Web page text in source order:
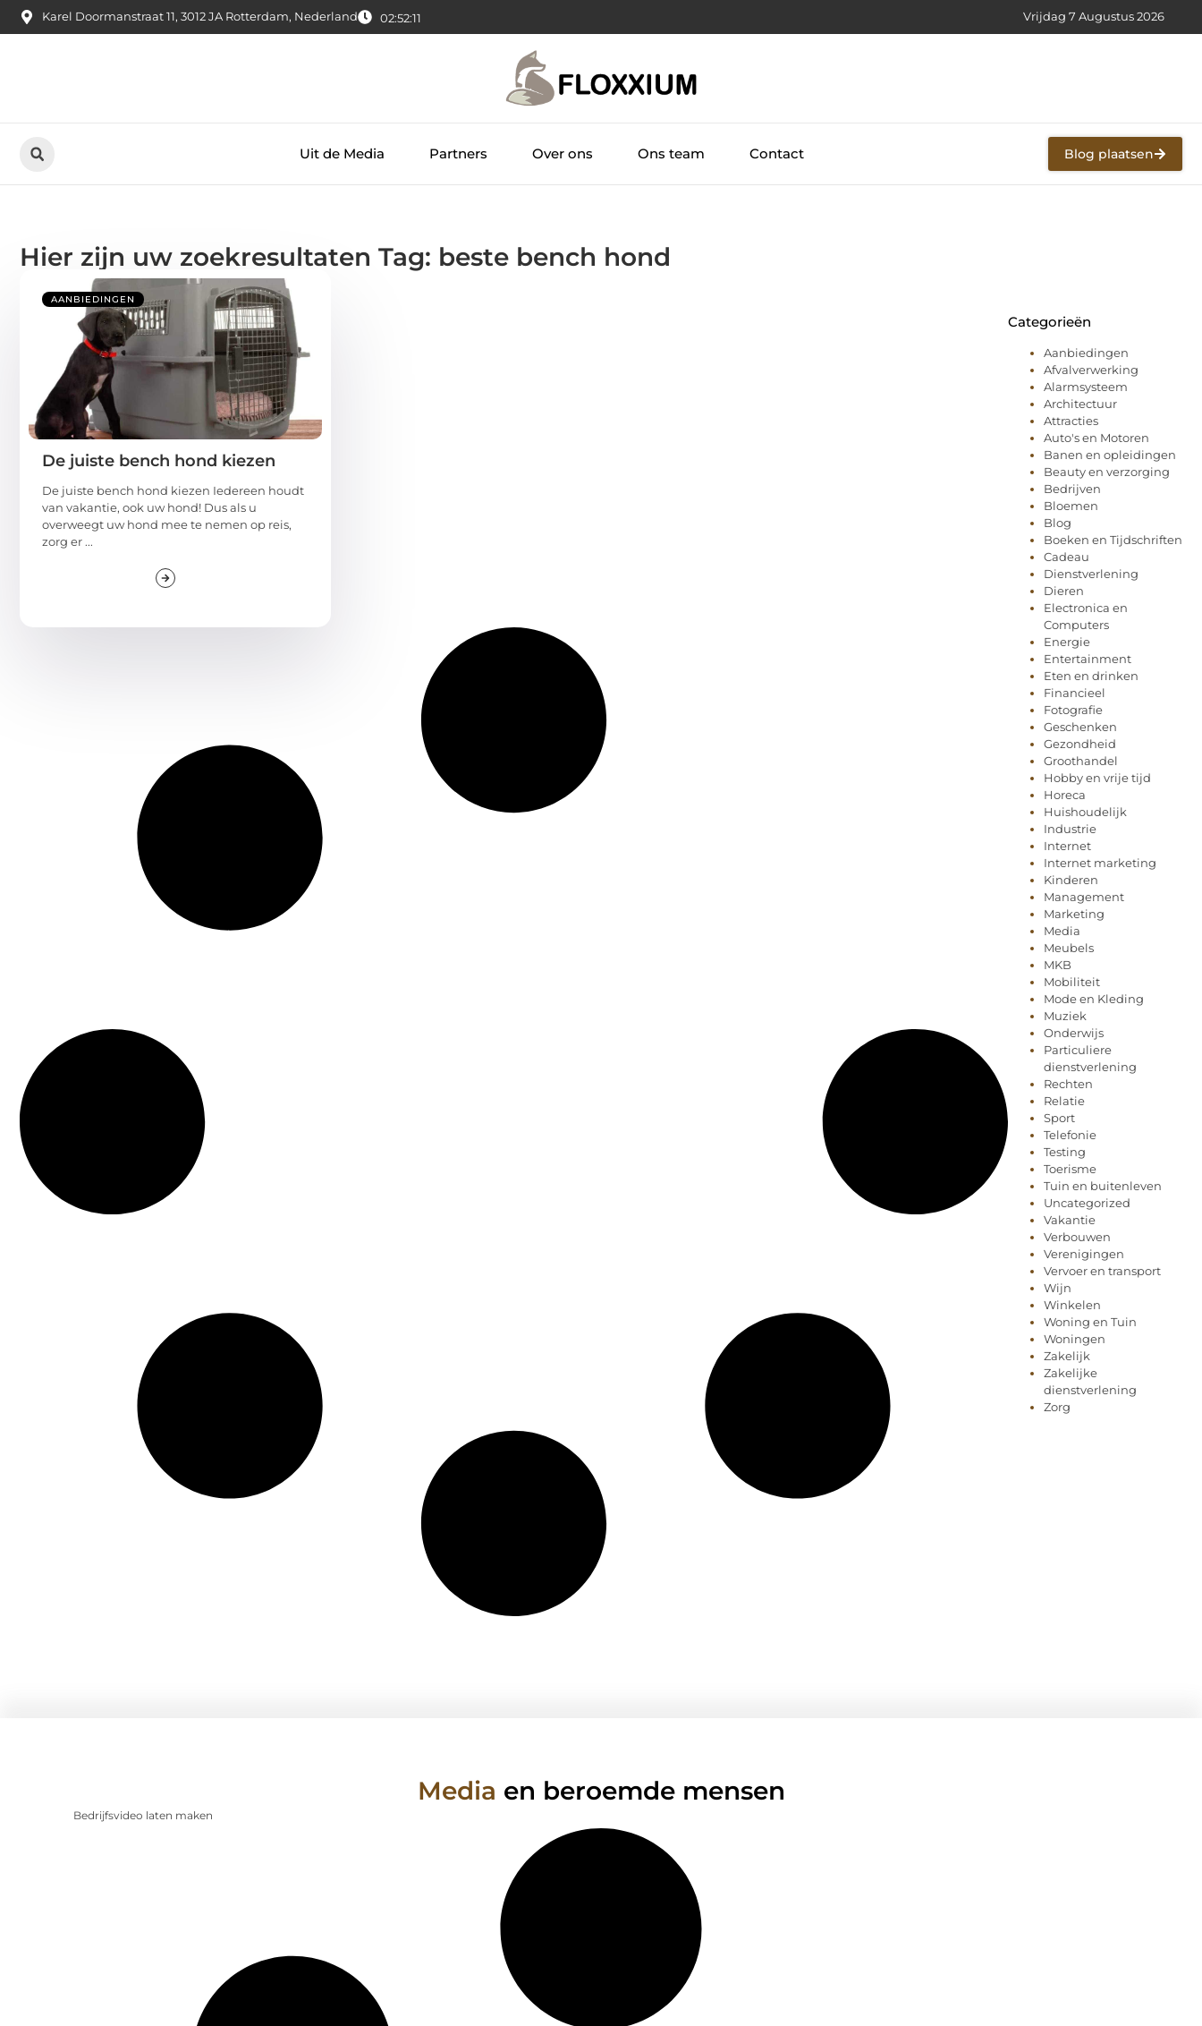
Karel Doormanstraat 11, 3012 JA Rotterdam, Nederland 02:52:12 Vrijdag 7 Augustus 2026
Uit de Media Partners Over ons Ons team Contact Blog plaatsen
Hier zijn uw zoekresultaten Tag: beste bench hond
AANBIEDINGEN
De juiste bench hond kiezen
De juiste bench hond kiezen Iedereen houdt
van vakantie, ook uw hond! Dus als u
overweegt uw hond mee te nemen op reis,
zorg er ...
Categorieën
Aanbiedingen
Afvalverwerking
Alarmsysteem
Architectuur
Attracties
Auto's en Motoren
Banen en opleidingen
Beauty en verzorging
Bedrijven
Bloemen
Blog
Boeken en Tijdschriften
Cadeau
Dienstverlening
Dieren
Electronica en
Computers
Energie
Entertainment
Eten en drinken
Financieel
Fotografie
Geschenken
Gezondheid
Groothandel
Hobby en vrije tijd
Horeca
Huishoudelijk
Industrie
Internet
Internet marketing
Kinderen
Management
Marketing
Media
Meubels
MKB
Mobiliteit
Mode en Kleding
Muziek
Onderwijs
Particuliere
dienstverlening
Rechten
Relatie
Sport
Telefonie
Testing
Toerisme
Tuin en buitenleven
Uncategorized
Vakantie
Verbouwen
Verenigingen
Vervoer en transport
Wijn
Winkelen
Woning en Tuin
Woningen
Zakelijk
Zakelijke
dienstverlening
Zorg
Media en beroemde mensen
Bedrijfsvideo laten maken